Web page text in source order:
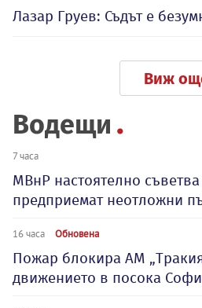
Лазар Груев: Съдът е
Виж
Водещи
7 часа
МВнР настоятелно
предприемат неотложни
16 часа Обновена
Пожар блокира АМ
движението в посока